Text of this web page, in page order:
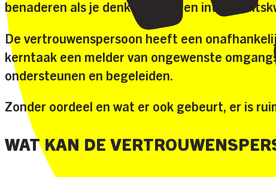
benaderen als je denkt dat er een
De vertrouwenspersoon heeft een
kerntaak een melder van ongewenste
ondersteunen en begeleiden.
Zonder oordeel en wat er ook gebeurt, er is
WAT KAN DE